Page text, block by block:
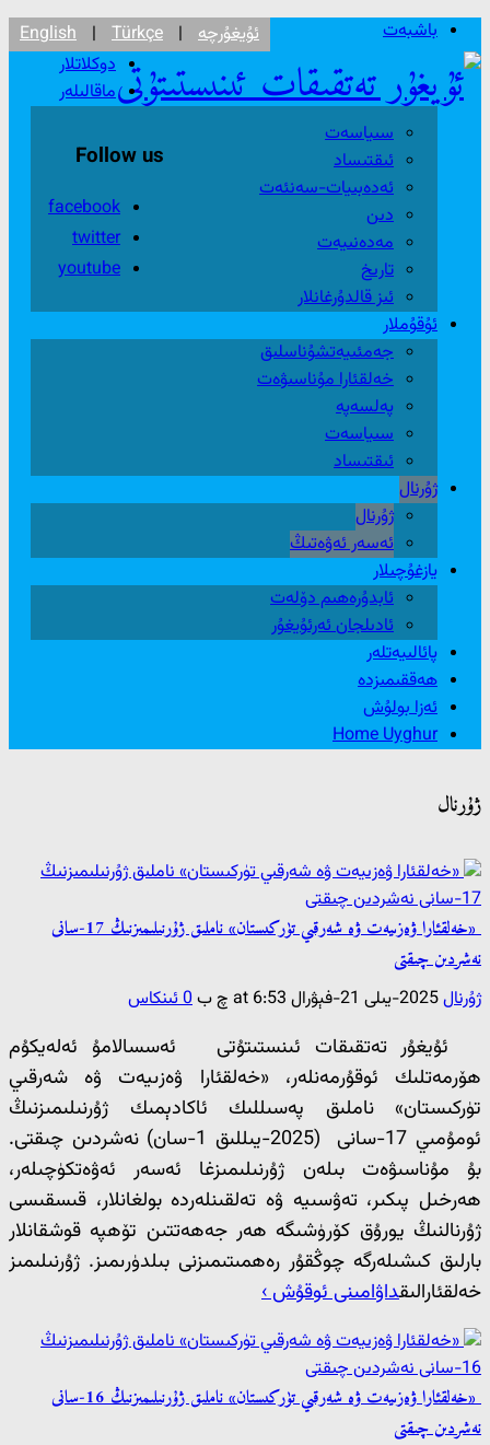
ئۇيغۇرچە |
English | Türkçe
Follow us
facebook
twitter
youtube
باشبەت
دوكلاتلار
ماقالىلەر
سىياسەت
ئىقتىساد
ئەدەبىيات-سەنئەت
دىن
مەدەنىيەت
تارىخ
ئىز قالدۇرغانلار
ئۇقۇملار
جەمئىيەتشۇناسلىق
خەلقئارا مۇناسىۋەت
پەلسەپە
سىياسەت
ئىقتىساد
ژۇرنال
ژۇرنال
ئەسەر ئەۋەتىڭ
يازغۇچىلار
ئابدۇرەھىم دۆلەت
ئادىلجان ئەرئۇيغۇر
پائالىيەتلەر
ھەققىمىزدە
ئەزا بولۇش
Home Uyghur
ژۇرنال
«خەلقئارا ۋەزىيەت ۋە شەرقىي تۈركىستان» ناملىق ژۇرنىلىمىزنىڭ 17-سانى
نەشردىن چىقتى
ژۇرنال2025-يىلى 21-فېۋرال at 6:53 چ ب 0 ئىنكاس
ئۇيغۇر تەتقىقات ئىنستىتۇتى ئەسسالامۇ ئەلەيكۇم
ھۆرمەتلىك ئوقۇرمەنلەر، «خەلقئارا ۋەزىيەت ۋە شەرقىي
تۈركىستان» ناملىق پەسىللىك ئاكادېمىك ژۇرنىلىمىزنىڭ
ئومۇمىي 17-سانى (2025-يىللىق 1-سان) نەشردىن چىقتى.
بۇ مۇناسىۋەت بىلەن ژۇرنىلىمىزغا ئەسەر ئەۋەتكۈچىلەر،
ھەرخىل پىكىر، تەۋسىيە ۋە تەلقىنلەردە بولغانلار، قىسقىسى
ژۇرنالنىڭ يورۇق كۆرۈشىگە ھەر جەھەتتىن تۆھپە قوشقانلار
بارلىق كىشىلەرگە چوڭقۇر رەھمىتىمىزنى بىلدۈرىمىز. ژۇرنىلىمىز
خەلقئارالىقداۋامىنى ئوقۇش ›
«خەلقئارا ۋەزىيەت ۋە شەرقىي تۈركىستان» ناملىق ژۇرنىلىمىزنىڭ 16-سانى
نەشردىن چىقتى